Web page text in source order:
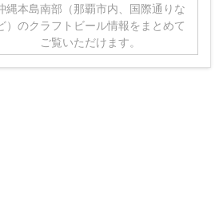
縄本島南部（那覇市内、国際通りな
）のクラフトビール情報をまとめて
ご覧いただけます。